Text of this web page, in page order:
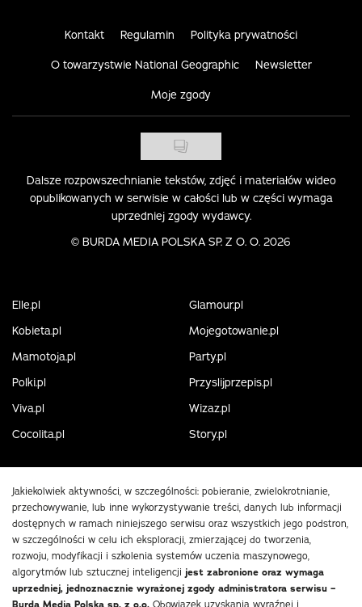
Kontakt Regulamin Polityka prywatności
O towarzystwie National Geographic Newsletter
Moje zgody
Dalsze rozpowszechnianie tekstów, zdjęć i materiałów wideo
opublikowanych w serwisie w całości lub w części wymaga
uprzedniej zgody wydawcy.
© BURDA MEDIA POLSKA SP. Z O. O. 2026
Elle.pl
Glamour.pl
Kobieta.pl
Mojegotowanie.pl
Mamotoja.pl
Party.pl
Polki.pl
Przyslijprzepis.pl
Viva.pl
Wizaz.pl
Cocolita.pl
Story.pl
Jakiekolwiek aktywności, w szczególności: pobieranie, zwielokrotnianie,
przechowywanie, lub inne wykorzystywanie treści, danych lub informacji
dostępnych w ramach niniejszego serwisu oraz wszystkich jego podstron,
w szczególności w celu ich eksploracji, zmierzającej do tworzenia,
rozwoju, modyfikacji i szkolenia systemów uczenia maszynowego,
algorytmów lub sztucznej inteligencji jest zabronione oraz wymaga
uprzedniej, jednoznacznie wyrażonej zgody administratora serwisu –
Obowiązek uzyskania wyraźnej i